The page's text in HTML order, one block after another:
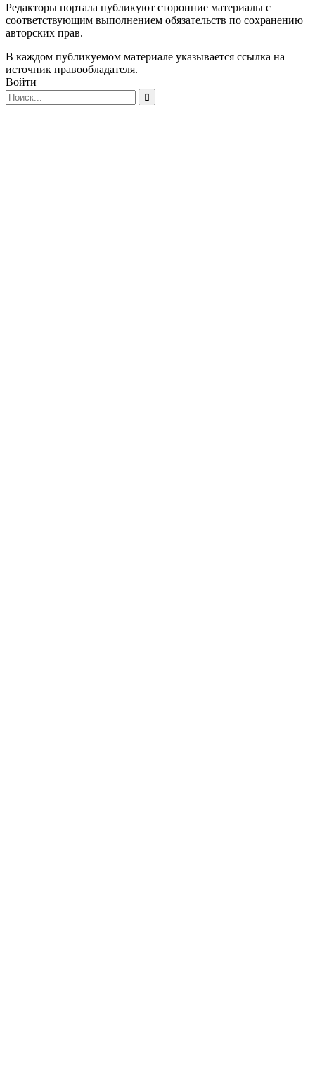
Редакторы портала публикуют сторонние материалы с
соответствующим выполнением обязательств по сохранению
авторских прав.
В каждом публикуемом материале указывается ссылка на
источник правообладателя.
Войти